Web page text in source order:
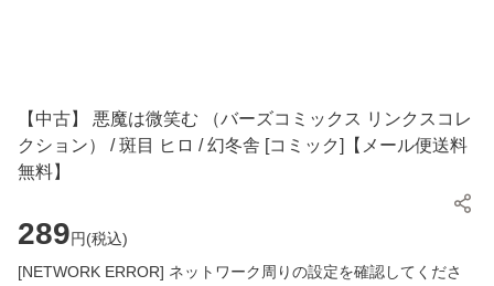
【中古】 悪魔は微笑む （バーズコミックス リンクスコレ
クション） / 斑目 ヒロ / 幻冬舎 [コミック]【メール便送料
無料】
289円(税込)
[NETWORK ERROR] ネットワーク周りの設定を確認してくださ